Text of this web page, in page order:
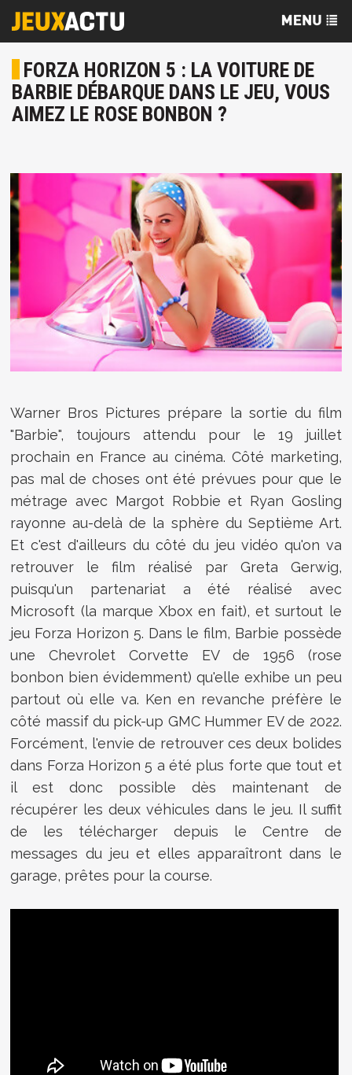
FORZA HORIZON 5 : LA VOITURE DE
BARBIE DÉBARQUE DANS LE JEU, VOUS
AIMEZ LE ROSE BONBON ?
Warner Bros Pictures prépare la sortie du film
"Barbie", toujours attendu pour le 19 juillet
prochain en France au cinéma. Côté marketing,
pas mal de choses ont été prévues pour que le
métrage avec Margot Robbie et Ryan Gosling
rayonne au-delà de la sphère du Septième Art.
Et c'est d'ailleurs du côté du jeu vidéo qu'on va
retrouver le film réalisé par Greta Gerwig,
puisqu'un partenariat a été réalisé avec
Microsoft (la marque Xbox en fait), et surtout le
jeu Forza Horizon 5. Dans le film, Barbie possède
une Chevrolet Corvette EV de 1956 (rose
bonbon bien évidemment) qu'elle exhibe un peu
partout où elle va. Ken en revanche préfère le
côté massif du pick-up GMC Hummer EV de 2022.
Forcément, l'envie de retrouver ces deux bolides
dans Forza Horizon 5 a été plus forte que tout et
il est donc possible dès maintenant de
récupérer les deux véhicules dans le jeu. Il suffit
de les télécharger depuis le Centre de
messages du jeu et elles apparaîtront dans le
garage, prêtes pour la course.